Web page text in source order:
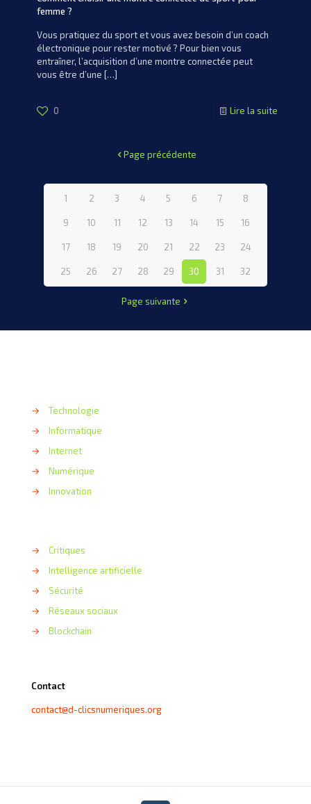
femme ?
Vous pratiquez du sport et vous avez besoin d’un coach
électronique pour rester motivé ? Pour bien vous
entraîner, l’acquisition d’une montre connectée peut
vous être d’une […]
0 Lire la suite
Page précédente
1 2 3 4 5 6 7 8
9 10 11 12 13 14 15 16
17 18 19 20 21 22 23 24
25 26 27 28 29 30 31 32
Page suivante
→
Technologie
→
Informatique
→
Internet
→
Numérique
→
Innovation
→
Critiques
→
Intelligence artificielle
→
Sécurité
→
Réseaux sociaux
→
Blockchain
Contact
contact@d-clicsnumeriques.org